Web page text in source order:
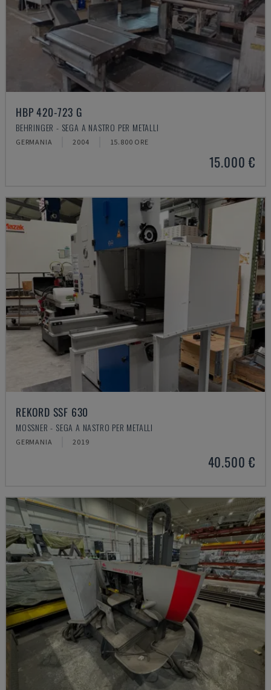
HBP 420-723 G
BEHRINGER - SEGA A NASTRO PER METALLI
GERMANIA 2004 15.800 ORE
15.000 €
REKORD SSF 630
MOSSNER - SEGA A NASTRO PER METALLI
GERMANIA 2019
40.500 €